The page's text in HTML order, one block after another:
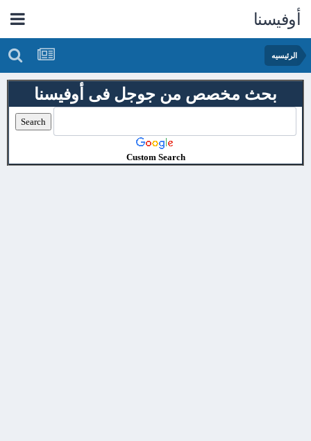
أوفيسنا
الرئيسيه
بحث مخصص من جوجل فى أوفيسنا
Custom Search